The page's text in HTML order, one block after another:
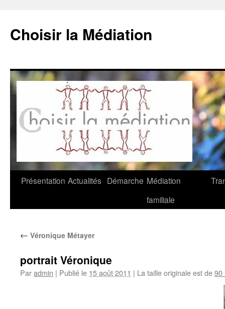
Choisir la Médiation
Aller
Présentation Actualités Démarche Médiation
familiale
← Véronique Métayer
portrait Véronique
Paradmin | Publié le 15 août 2011 | La taille originale est de90